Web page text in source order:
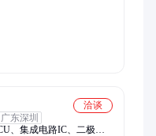
洽谈
广东深圳
、集成电路IC、二极